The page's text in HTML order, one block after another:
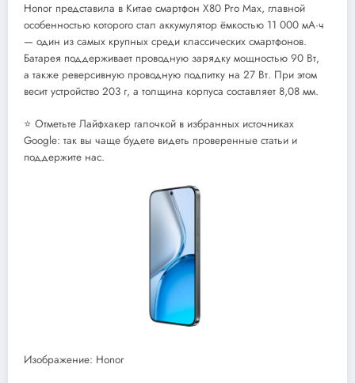
Honor представила в Китае смартфон X80 Pro Max, главной
особенностью которого стал аккумулятор ёмкостью 11 000 мА·ч
— один из самых крупных среди классических смартфонов.
Батарея поддерживает проводную зарядку мощностью 90 Вт,
а также реверсивную проводную подпитку на 27 Вт. При этом
весит устройство 203 г, а толщина корпуса составляет 8,08 мм.
⭐ Отметьте Лайфхакер галочкой в избранных источниках
Google: так вы чаще будете видеть проверенные статьи и
поддержите нас.
Изображение: Honor